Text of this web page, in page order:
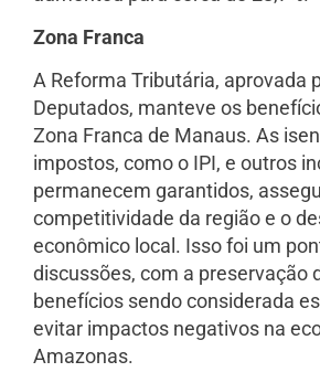
Zona Franca
A Reforma Tributária, aprovada
Deputados, manteve os
Zona Franca de Manaus. As
impostos, como o IPI, e outros
permanecem garantidos,
competitividade da região e o
econômico local. Isso foi um
discussões, com a preservação
benefícios sendo considerada
evitar impactos negativos na
Amazonas.